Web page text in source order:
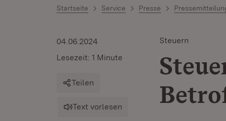
Startseite Service Presse
Steuern
04.06.2024
Lesezeit: 1 Minute
Teilen
Text vorlesen